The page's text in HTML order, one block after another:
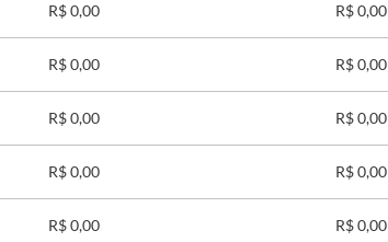
R$ 0,00 R$ 0,00
R$ 0,00 R$ 0,00
R$ 0,00 R$ 0,00
R$ 0,00 R$ 0,00
R$ 0,00 R$ 0,00